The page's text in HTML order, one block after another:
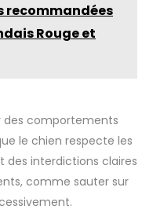
recommandées
Rouge et
des comportements
le chien respecte les
des interdictions claires
comme sauter sur